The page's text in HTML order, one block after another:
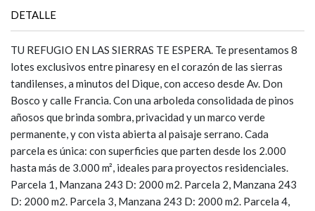
DETALLE
TU REFUGIO EN LAS SIERRAS TE ESPERA. Te presentamos 8
lotes exclusivos entre pinaresy en el corazón de las sierras
tandilenses, a minutos del Dique, con acceso desde Av. Don
Bosco y calle Francia. Con una arboleda consolidada de pinos
añosos que brinda sombra, privacidad y un marco verde
permanente, y con vista abierta al paisaje serrano. Cada
parcela es única: con superficies que parten desde los 2.000
hasta más de 3.000 m², ideales para proyectos residenciales.
Parcela 1, Manzana 243 D: 2000 m2. Parcela 2, Manzana 243
D: 2000 m2. Parcela 3, Manzana 243 D: 2000 m2. Parcela 4,